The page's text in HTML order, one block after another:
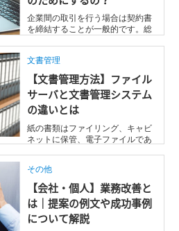
企業間の取引を行う場合は契約書
を締結することが一般的です。総
文書管理
【文書管理方法】ファイル
サーバと文書管理システム
の違いとは
紙の書類はファイリング、キャビ
ネットに保管、電子ファイルであ
その他
【会社・個人】業務改善と
は｜提案の例文や成功事例
について解説